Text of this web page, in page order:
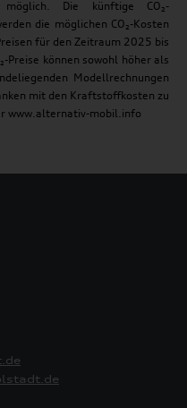
Die künftige CO₂-
die möglichen CO₂-Kosten
für den Zeitraum 2025 bis
Preise können sowohl höher als
Modellrechnungen
mit den Kraftstoffkosten zu
www.alternativ-mobil.info